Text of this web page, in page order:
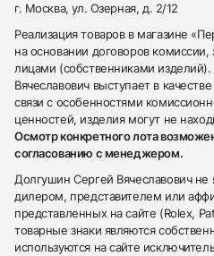
г. Москва, ул. Озерная, д. 2/12
Реализация товаров в магазине
на основании договоров
лицами (собственниками
Вячеславович выступает в
связи с особенностями
ценностей, изделия могут не
Осмотр конкретного лота
согласованию с менеджером.
Долгушин Сергей Вячеславович
дилером, представителем или
представленных на сайте (Rolex,
товарные знаки являются
используются на сайте